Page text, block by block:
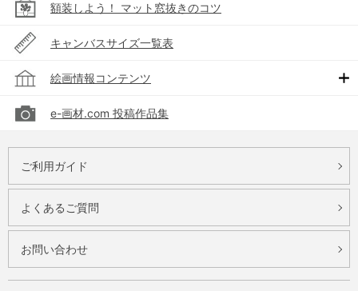
額装しよう！ マット窓抜きのコツ
キャンバスサイズ一覧表
絵画情報コンテンツ
e-画材.com 投稿作品集
ご利用ガイド
よくあるご質問
お問い合わせ